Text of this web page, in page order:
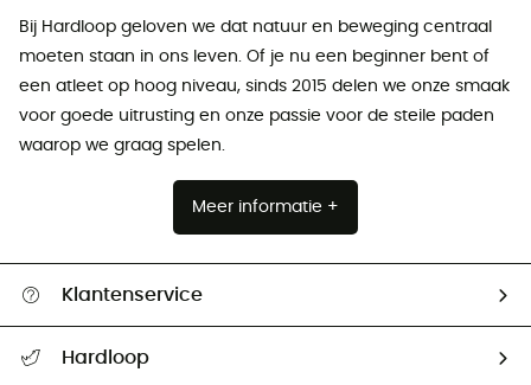
Bij Hardloop geloven we dat natuur en beweging centraal
moeten staan ​​in ons leven. Of je nu een beginner bent of
een atleet op hoog niveau, sinds 2015 delen we onze smaak
voor goede uitrusting en onze passie voor de steile paden
waarop we graag spelen.
Meer informatie +
Klantenservice
Hardloop